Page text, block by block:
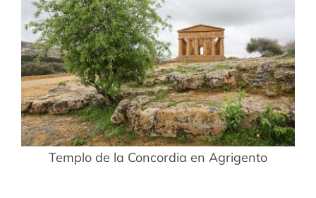
Templo de la Concordia en Agrigento